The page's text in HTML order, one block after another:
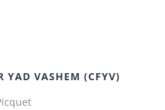
YAD VASHEM (CFYV)